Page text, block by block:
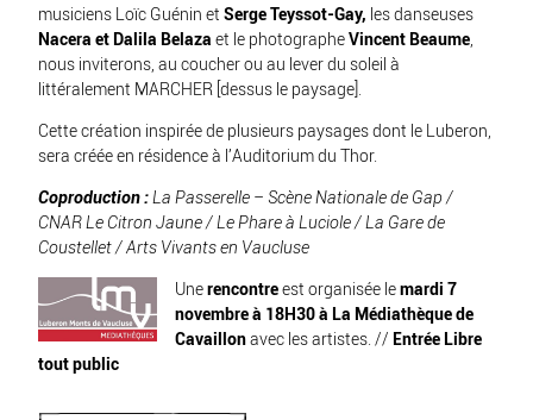
musiciens Loïc Guénin et Serge Teyssot-Gay, les danseuses
Nacera et Dalila Belaza et le photographeVincent Beaume,
nous inviterons, au coucher ou au lever du soleil à
littéralement MARCHER [dessus le paysage].
Cette création inspirée de plusieurs paysages dont le Luberon,
sera créée en résidence à l’Auditorium du Thor.
Coproduction :La Passerelle – Scène Nationale de Gap /
CNAR Le Citron Jaune / Le Phare à Luciole / La Gare de
Coustellet / Arts Vivants en Vaucluse
Unerencontreest organisée lemardi 7
novembre à 18H30 à La Médiathèque de
Cavaillonavec les artistes. // Entrée Libre
tout public